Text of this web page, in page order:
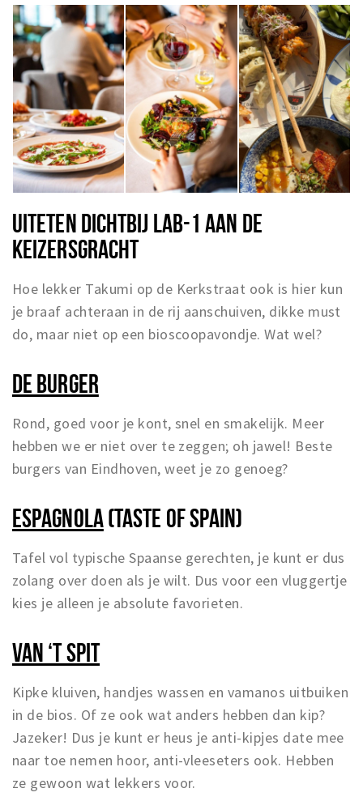
UITETEN DICHTBIJ LAB-1 AAN DE
KEIZERSGRACHT
Hoe lekker Takumi op de Kerkstraat ook is hier kun
je braaf achteraan in de rij aanschuiven, dikke must
do, maar niet op een bioscoopavondje. Wat wel?
DE BURGER
Rond, goed voor je kont, snel en smakelijk. Meer
hebben we er niet over te zeggen; oh jawel! Beste
burgers van Eindhoven, weet je zo genoeg?
ESPAGNOLA(TASTE OF SPAIN)
Tafel vol typische Spaanse gerechten, je kunt er dus
zolang over doen als je wilt. Dus voor een vluggertje
kies je alleen je absolute favorieten.
VAN ‘T SPIT
Kipke kluiven, handjes wassen en vamanos uitbuiken
in de bios. Of ze ook wat anders hebben dan kip?
Jazeker! Dus je kunt er heus je anti-kipjes date mee
naar toe nemen hoor, anti-vleeseters ook. Hebben
ze gewoon wat lekkers voor.